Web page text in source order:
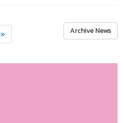
» Archive News